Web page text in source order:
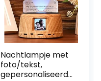
Nachtlampje met
foto/tekst,
gepersonaliseerde